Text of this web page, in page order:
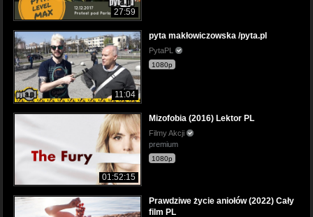
27:59
11:04
pyta makłowiczowska /pyta.pl
PytaPL
1080p
01:52:15
Mizofobia (2016) Lektor PL
Filmy Akcji
premium
1080p
Prawdziwe życie aniołów (2022) Cały
film PL